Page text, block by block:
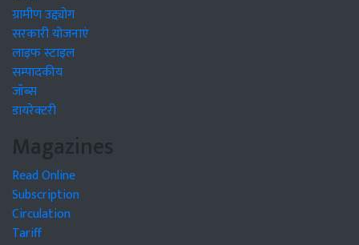
ग्रामीण उद्द्योग
सरकारी योजनाएं
लाइफ स्टाइल
सम्पादकीय
जॉब्स
डायरेक्टरी
Magazines
Read Online
Subscription
Circulation
Tariff